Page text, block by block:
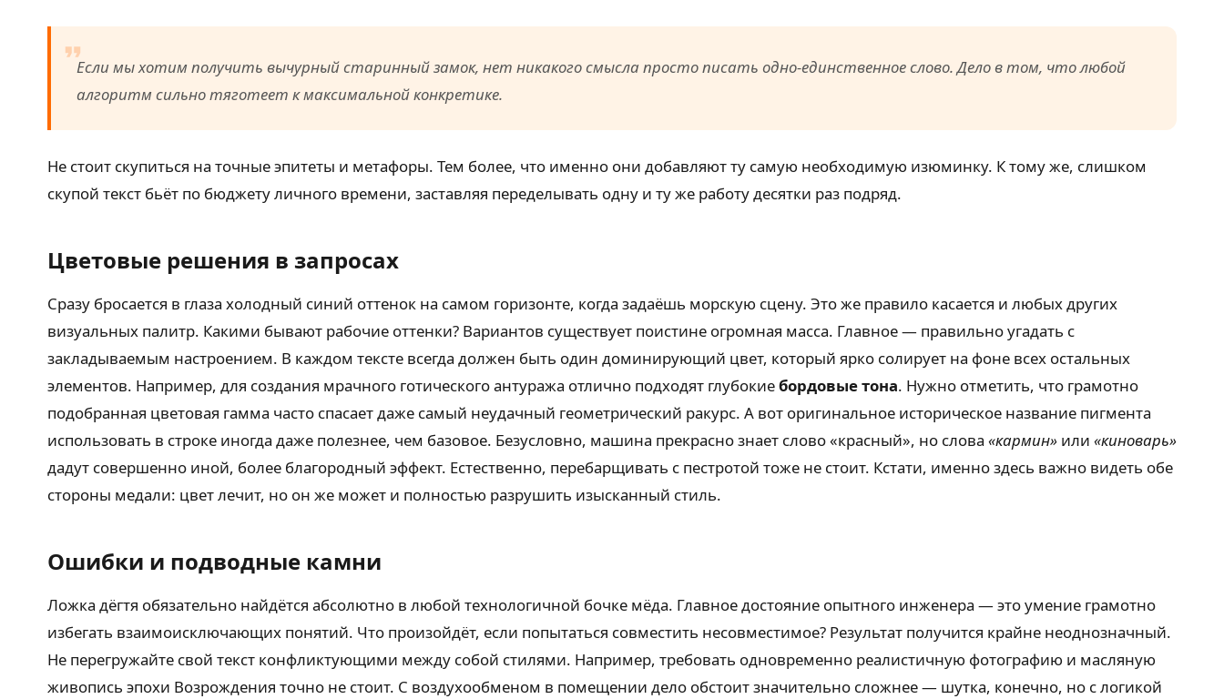
Если мы хотим получить вычурный старинный замок, нет никакого смысла просто писать одно-единственное слово. Дело в том, что любой
алгоритм сильно тяготеет к максимальной конкретике.
Не стоит скупиться на точные эпитеты и метафоры. Тем более, что именно они добавляют ту самую необходимую изюминку. К тому же, слишком
скупой текст бьёт по бюджету личного времени, заставляя переделывать одну и ту же работу десятки раз подряд.
Цветовые решения в запросах
Сразу бросается в глаза холодный синий оттенок на самом горизонте, когда задаёшь морскую сцену. Это же правило касается и любых других
визуальных палитр. Какими бывают рабочие оттенки? Вариантов существует поистине огромная масса. Главное — правильно угадать с
закладываемым настроением. В каждом тексте всегда должен быть один доминирующий цвет, который ярко солирует на фоне всех остальных
элементов. Например, для создания мрачного готического антуража отлично подходят глубокиебордовые тона. Нужно отметить, что грамотно
подобранная цветовая гамма часто спасает даже самый неудачный геометрический ракурс. А вот оригинальное историческое название пигмента
использовать в строке иногда даже полезнее, чем базовое. Безусловно, машина прекрасно знает слово «красный», но слова «кармин» или «киноварь»
дадут совершенно иной, более благородный эффект. Естественно, перебарщивать с пестротой тоже не стоит. Кстати, именно здесь важно видеть обе
стороны медали: цвет лечит, но он же может и полностью разрушить изысканный стиль.
Ошибки и подводные камни
Ложка дёгтя обязательно найдётся абсолютно в любой технологичной бочке мёда. Главное достояние опытного инженера — это умение грамотно
избегать взаимоисключающих понятий. Что произойдёт, если попытаться совместить несовместимое? Результат получится крайне неоднозначный.
Не перегружайте свой текст конфликтующими между собой стилями. Например, требовать одновременно реалистичную фотографию и масляную
живопись эпохи Возрождения точно не стоит. С воздухообменом в помещении дело обстоит значительно сложнее — шутка, конечно, но с логикой